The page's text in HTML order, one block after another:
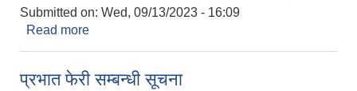
Submitted on: Wed, 09/13/2023 - 16:09
Read more
प्रभात फेरी सम्बन्धी सूचना